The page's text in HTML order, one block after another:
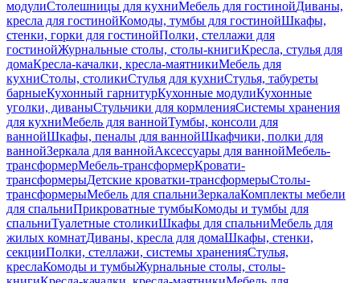
модулиСтолешницы для кухниМебель для гостинойДиваны,
кресла для гостинойКомоды, тумбы для гостинойШкафы,
стенки, горки для гостинойПолки, стеллажи для
гостинойЖурнальные столы, столы-книгиКресла, стулья для
домаКресла-качалки, кресла-маятникиМебель для
кухниСтолы, столикиСтулья для кухниСтулья, табуреты
барныеКухонный гарнитурКухонные модулиКухонные
уголки, диваныСтульчики для кормленияСистемы хранения
для кухниМебель для ваннойТумбы, консоли для
ваннойШкафы, пеналы для ваннойШкафчики, полки для
ваннойЗеркала для ваннойАксессуары для ваннойМебель-
трансформерМебель-трансформерКровати-
трансформерыДетские кроватки-трансформерыСтолы-
трансформерыМебель для спальниЗеркалаКомплекты мебели
для спальниПрикроватные тумбыКомоды и тумбы для
спальниТуалетные столикиШкафы для спальниМебель для
жилых комнатДиваны, кресла для домаШкафы, стенки,
секцииПолки, стеллажи, системы храненияСтулья,
креслаКомоды и тумбыЖурнальные столы, столы-